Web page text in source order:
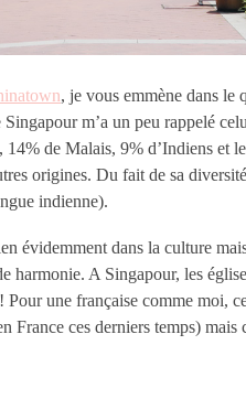
, je vous emmène dans
m’a un peu rappelé
de Malais, 9% d’Indiens et
origines. Du fait de sa
indienne).
évidemment dans la culture
harmonie. A Singapour, les
une française comme moi,
France ces derniers temps)